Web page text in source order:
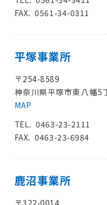
FAX. 0561-34-0311
平塚事業所
〒254-8589
神奈川県平塚市東八幡5
MAP
TEL.0463-23-2111
FAX. 0463-23-6984
鹿沼事業所
〒322-0014